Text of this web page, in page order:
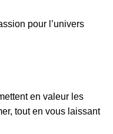
pour l’univers
en valeur les
tout en vous laissant